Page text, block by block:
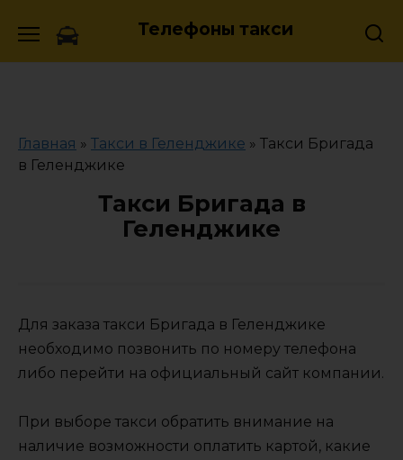
Телефоны такси
Главная » Такси в Геленджике » Такси Бригада
в Геленджике
Такси Бригада в
Геленджике
Для заказа такси Бригада в Геленджике
необходимо позвонить по номеру телефона
либо перейти на официальный сайт компании.
При выборе такси обратить внимание на
наличие возможности оплатить картой, какие